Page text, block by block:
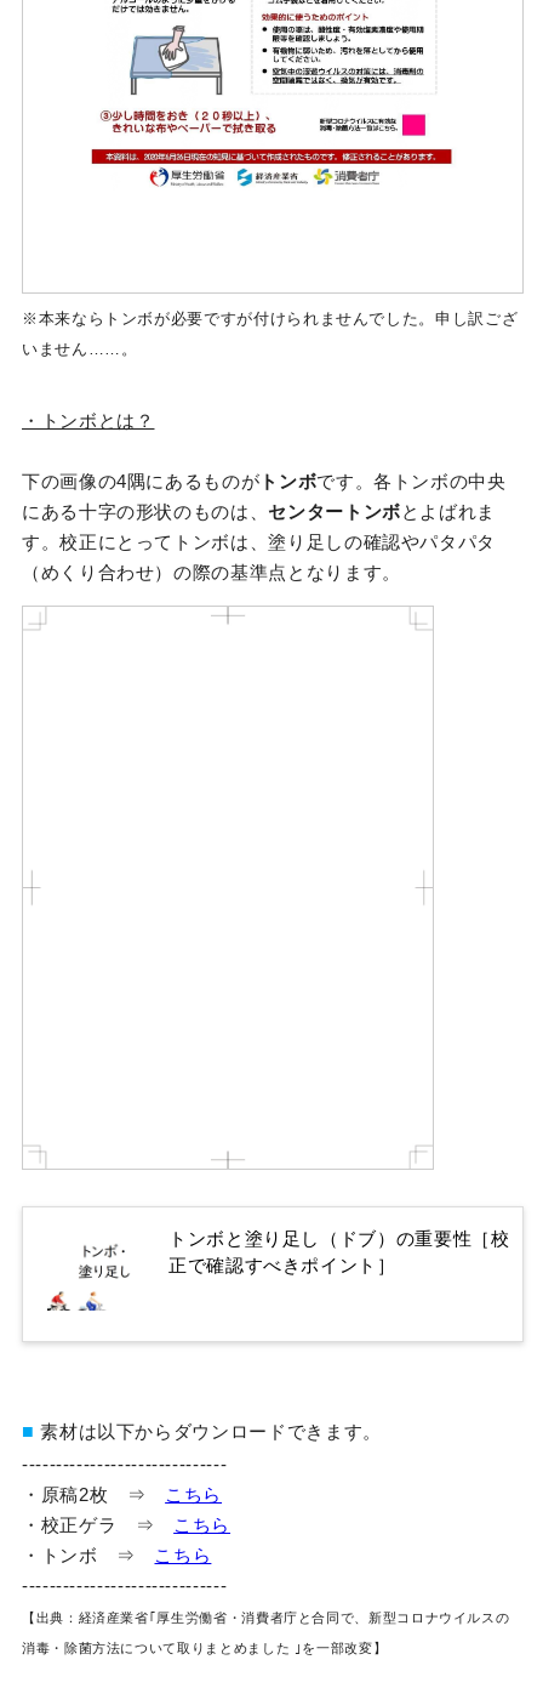
※本来ならトンボが必要ですが付けられませんでした。申し訳ござ
いません……。
・トンボとは？
下の画像の4隅にあるものが トンボです。各トンボの中央
にある十字の形状のものは、 センタートンボ とよばれま
す。校正にとってトンボは、塗り足しの確認やパタパタ
（めくり合わせ）の際の基準点となります。
トンボと塗り足し（ドブ）の重要性［校
正で確認すべきポイント］
■ 素材は以下からダウンロードできます。
------------------------------
・原稿2枚 ⇒
こちら
・校正ゲラ ⇒
こちら
・トンボ ⇒
こちら
------------------------------
【出典：経済産業省｢厚生労働省・消費者庁と合同で、新型コロナウイルスの
消毒・除菌方法について取りまとめました ｣を一部改変】